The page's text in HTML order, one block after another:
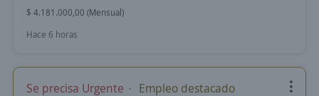
$ 4.181.000,00 (Mensual)
Hace 6 horas
Se precisa Urgente Empleo destacado